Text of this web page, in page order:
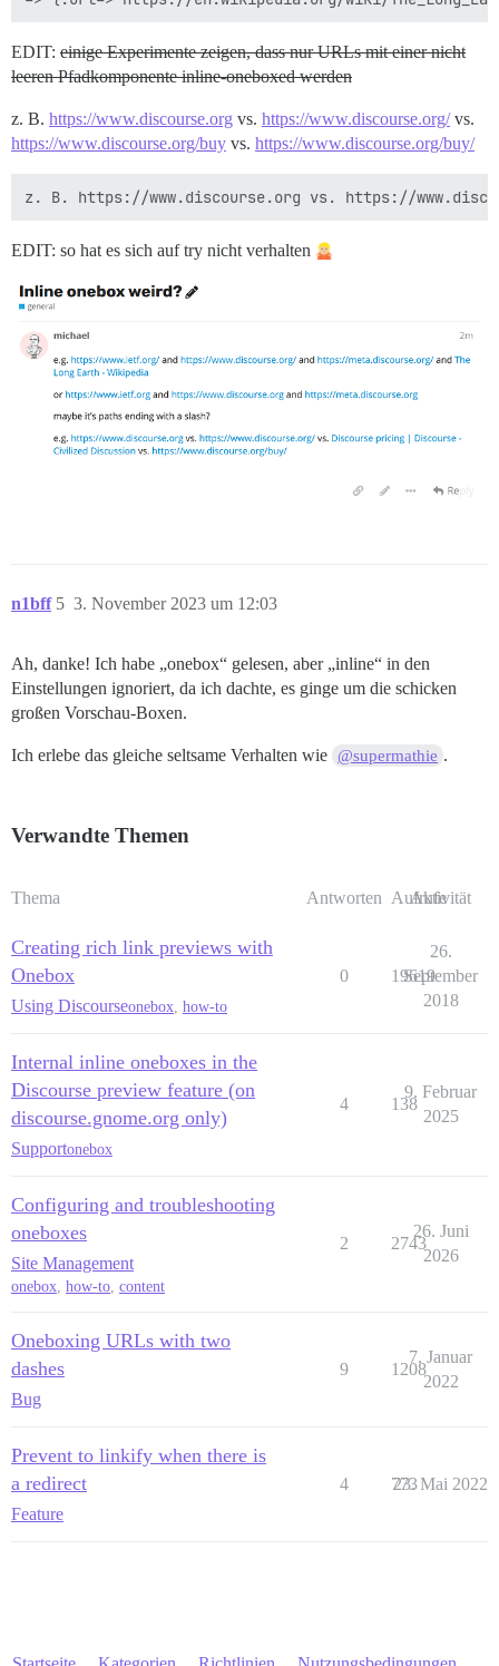
EDIT: einige Experimente zeigen, dass nur URLs mit einer nicht
leeren Pfadkomponente inline-oneboxed werden
z. B. https://www.discourse.org vs. https://www.discourse.org/vs.
https://www.discourse.org/buy vs. https://www.discourse.org/buy/
EDIT: so hat es sich auf try nicht verhalten
n1bff 3. November 2023 um 12:03
5
Ah, danke! Ich habe „onebox“ gelesen, aber „inline“ in den
Einstellungen ignoriert, da ich dachte, es ginge um die schicken
großen Vorschau-Boxen.
Ich erlebe das gleiche seltsame Verhalten wie @supermathie .
Verwandte Themen
Thema Antworten Aufrufe
Aktivität
Creating rich link previews with
Onebox
Using Discourseonebox how-to
0 19619
26.
September
2018
Internal inline oneboxes in the
Discourse preview feature (on
discourse.gnome.org only)
Supportonebox
4 138
9. Februar
2025
Configuring and troubleshooting
oneboxes
Site Management
onebox, how-to, content
2 2743
26. Juni
2026
Oneboxing URLs with two
dashes
Bug
9 1208
7. Januar
2022
Prevent to linkify when there is
a redirect
Feature
4 773
23. Mai 2022